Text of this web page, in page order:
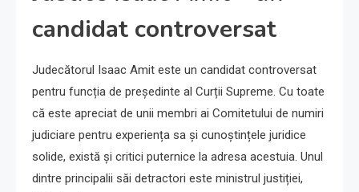
candidat controversat
Judecătorul Isaac Amit este un candidat controversat
pentru funcția de președinte al Curții Supreme. Cu toate
că este apreciat de unii membri ai Comitetului de numiri
judiciare pentru experiența sa și cunoștințele juridice
solide, există și critici puternice la adresa acestuia. Unul
dintre principalii săi detractori este ministrul justiției,